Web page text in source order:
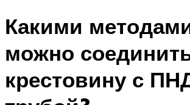
Какими
можно
крестовину с